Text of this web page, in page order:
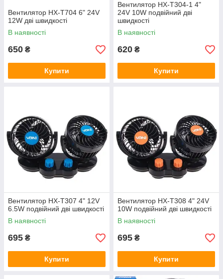
Вентилятор HX-T704 6" 24V
12W дві швидкості
В наявності
650 ₴
Купити
Вентилятор HX-T304-1 4"
24V 10W подвійний дві
швидкості
В наявності
620 ₴
Купити
Вентилятор HX-T307 4" 12V
6.5W подвійний дві швидкості
В наявності
695 ₴
Купити
Вентилятор HX-T308 4" 24V
10W подвійний дві швидкості
В наявності
695 ₴
Купити